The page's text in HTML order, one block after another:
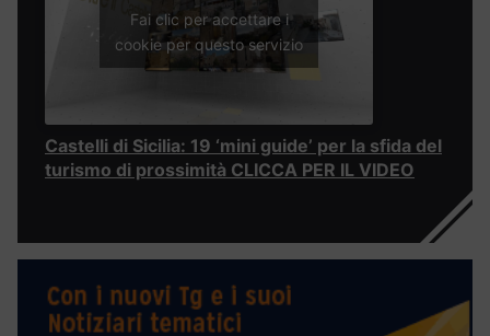
Fai clic per accettare i
cookie per questo servizio
Castelli di Sicilia: 19 ‘mini guide’ per la sfida del
turismo di prossimità CLICCA PER IL VIDEO